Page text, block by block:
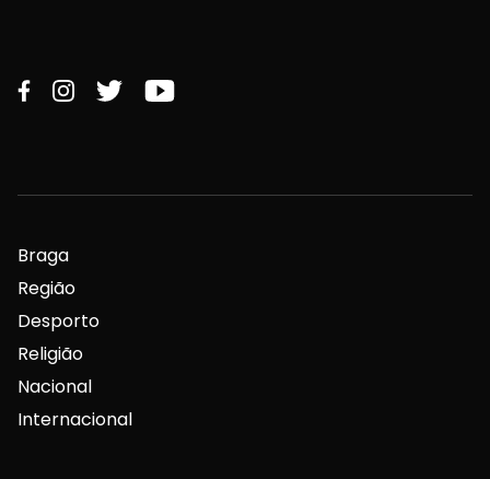
Braga
Região
Desporto
Religião
Nacional
Internacional